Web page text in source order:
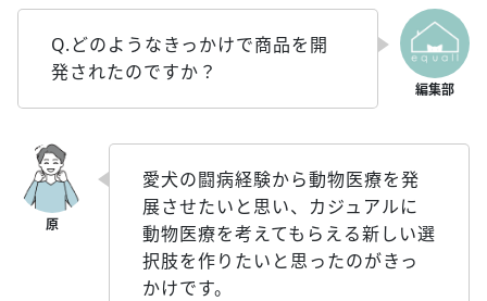
Q.どのようなきっかけで商品を開
発されたのですか？
愛犬の闘病経験から動物医療を発
展させたいと思い、カジュアルに
動物医療を考えてもらえる新しい選
択肢を作りたいと思ったのがきっ
かけです。